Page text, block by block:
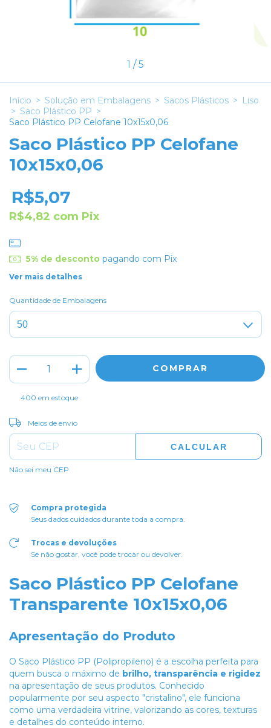
1 /5
Início > Solução em Embalagens > Sacos Plásticos > Liso
> Saco Plástico PP >
Saco Plástico PP Celofane 10x15x0,06
Saco Plástico PP Celofane
10x15x0,06
R$5,07
R$4,82 com Pix
5% de descontopagando com Pix
Ver mais detalhes
Quantidade de Embalagens
400 em estoque
Entregas para o CEP:
Meios de envio
CALCULAR
Não sei meu CEP
Compra protegida
Seus dados cuidados durante toda a compra.
Trocas e devoluções
Se não gostar, você pode trocar ou devolver.
Saco Plástico PP Celofane
Transparente 10x15x0,06
Apresentação do Produto
O Saco Plástico PP (Polipropileno) é a escolha perfeita para
quem busca o máximo de brilho, transparência e rigidez
na apresentação de seus produtos. Conhecido
popularmente por seu aspecto "cristalino", ele funciona
como uma verdadeira vitrine, valorizando as cores, texturas
e detalhes do conteúdo interno.